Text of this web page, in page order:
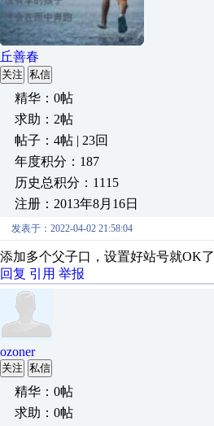
丘善春
关注 私信
精华：0帖
求助：2帖
帖子：4帖 | 23回
年度积分：187
历史总积分：1115
注册：2013年8月16日
发表于：2022-04-02 21:58:04
添加多个父子口，设置好站号就OK了
回复 引用 举报
ozoner
关注 私信
精华：0帖
求助：0帖